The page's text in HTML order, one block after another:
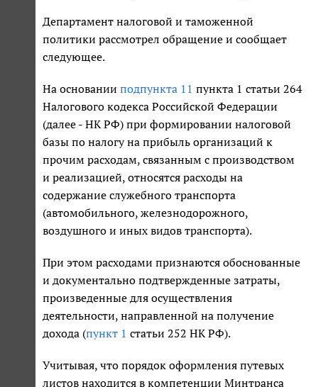
Департамент налоговой и таможенной
политики рассмотрел обращение и сообщает
следующее.
На основании подпункта 11 пункта 1 статьи 264
Налогового кодекса Российской Федерации
(далее - НК РФ) при формировании налоговой
базы по налогу на прибыль организаций к
прочим расходам, связанным с производством
и реализацией, относятся расходы на
содержание служебного транспорта
(автомобильного, железнодорожного,
воздушного и иных видов транспорта).
При этом расходами признаются обоснованные
и документально подтвержденные затраты,
произведенные для осуществления
деятельности, направленной на получение
дохода (пункт 1 статьи 252 НК РФ).
Учитывая, что порядок оформления путевых
листов находится в компетенции Минтранса